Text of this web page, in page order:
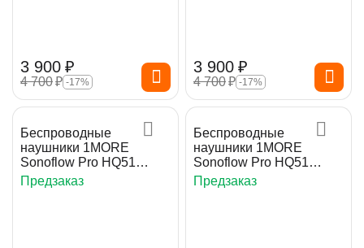
3 900 ₽
4 700₽ -17%
3 900 ₽
4 700₽ -17%
Беспроводные
наушники 1MORE
Sonoflow Pro HQ51
Brown
Предзаказ
Беспроводные
наушники 1MORE
Sonoflow Pro HQ51
Black
Предзаказ